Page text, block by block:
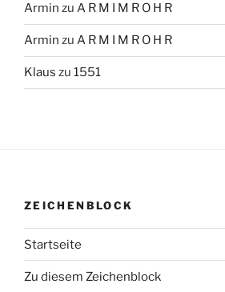
Armin zu A R M I M R O H R
Armin zu A R M I M R O H R
Klaus zu 1551
ZEICHENBLOCK
Startseite
Zu diesem Zeichenblock